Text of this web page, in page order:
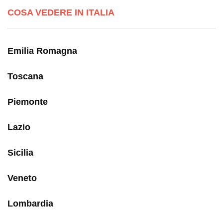
COSA VEDERE IN ITALIA
Emilia Romagna
Toscana
Piemonte
Lazio
Sicilia
Veneto
Lombardia